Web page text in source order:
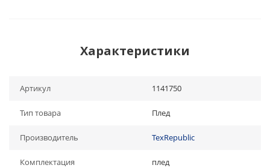
Характеристики
Артикул 1141750
Тип товара Плед
Производитель TexRepublic
Комплектация плед